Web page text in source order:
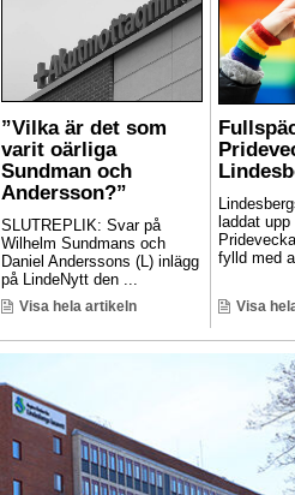
”Vilka är det som
varit oärliga
Sundman och
Andersson?”
SLUTREPLIK: Svar på
Wilhelm Sundmans och
Daniel Anderssons (L) inlägg
på LindeNytt den ...
Visa hela artikeln
laddat
fylld med
Visa